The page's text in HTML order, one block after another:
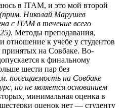
в ITAM, и это мой второй
(прим. Николай Марушев
с ITAM в течение всего
. Методы преподавания,
отношение к учебе у студентов
принятых на Совбаке. Во-
к финальному
шести пар без
посещаемость на Совбаке
но не является основанием
минимальная оценка в
оценок нет — студенту